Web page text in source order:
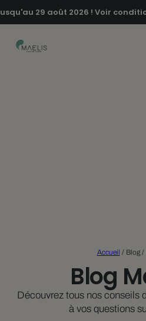
29 août 2026 ! Voir conditions
Accueil / Blog/
Blog
Découvrez tous nos conseils
à vos questions